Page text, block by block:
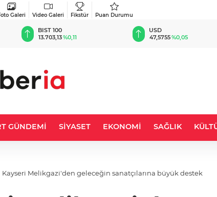
Galeri Video Galeri Fikstür Puan Durumu
USD
47,5755
55,1066
GÜNDEMİ SİYASET EKONOMİ SAĞLIK
Kayseri Melikgazi'den geleceğin sanatçılarına büyük destek